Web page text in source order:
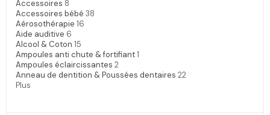
Accessoires 8
Accessoires bébé 38
Aérosothérapie 16
Aide auditive 6
Alcool & Coton 15
Ampoules anti chute & fortifiant1
Ampoules éclaircissantes 2
Anneau de dentition & Poussées dentaires 22
Plus